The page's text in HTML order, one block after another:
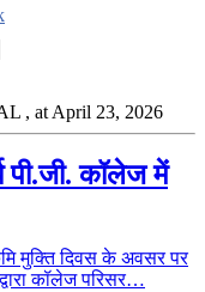
, at April 23, 2026
पी.जी. कॉलेज में
मुक्ति दिवस के अवसर पर
कॉलेज परिसर…